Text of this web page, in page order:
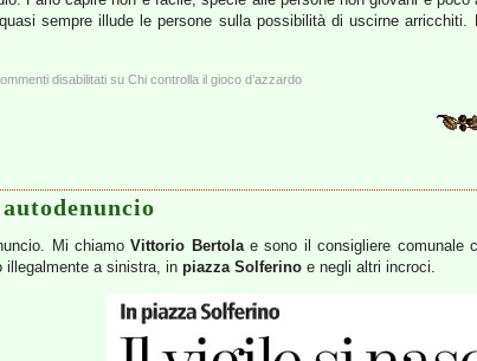
sempre illude le persone sulla possibilità di uscirne
disabilitati su Chi controlla il gioco d’azzardo
Mi chiamoVittorio Bertolae sono il consigliere comunale
a sinistra, in piazza Solferino e negli altri incroci.